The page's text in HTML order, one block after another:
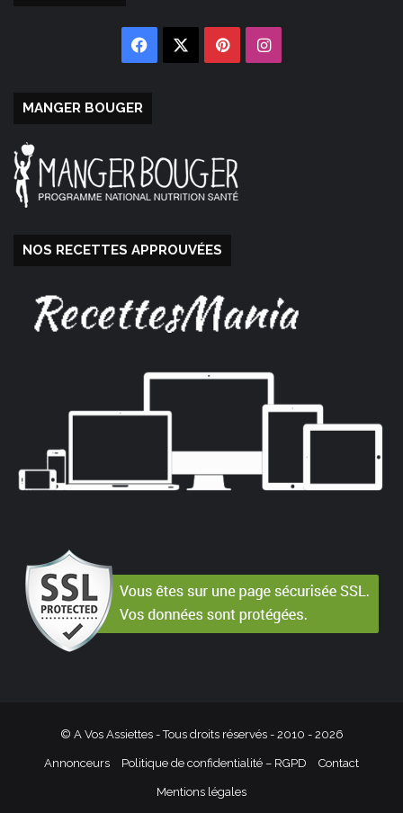
Facebook PinterestInstagram
MANGER BOUGER
NOS RECETTES APPROUVÉES
© A Vos Assiettes - Tous droits réservés - 2010 - 2026
Annonceurs Politique de confidentialité – RGPD Contact
Mentions légales